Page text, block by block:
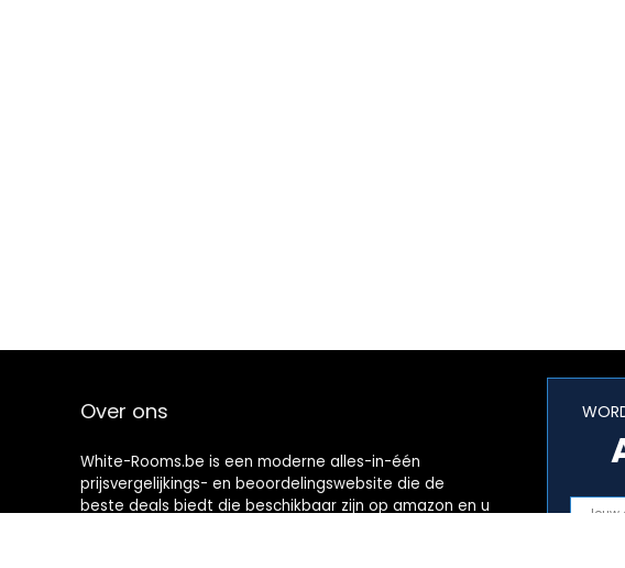
Over ons
White-Rooms.be is een moderne alles-in-één
prijsvergelijkings- en beoordelingswebsite die de
beste deals biedt die beschikbaar zijn op amazon en u